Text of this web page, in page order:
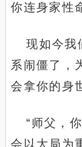
你连身家性
现如今我
系闹僵了，
会拿你的身
“师父，
会以大局为